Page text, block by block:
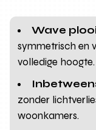
Wave
symmetrisch en
volledige hoogte.
zonder
woonkamers.